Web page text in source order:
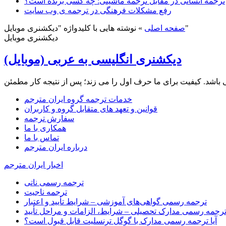
رفع مشکلات فرهنگی در ترجمه ی وب سایت
صفحه اصلی »
نوشته هایی با کلیدواژه "دیکشنری موبایل"
دیکشنری موبایل
دیکشنری انگلیسی به عربی (موبایل)
خدمات ترجمه گروه ایران مترجم
قوانین و تعهد های متقابل گروه و کاربران
سفارش ترجمه
همکاری با ما
تماس با ما
درباره ایران مترجم
اخبار ایران مترجم
ترجمه رسمی ناتی
ترجمه ناجیت
ترجمه رسمی گواهی‌های آموزشی – شرایط تأیید و اعتبار
ترجمه رسمی مدارک تحصیلی – شرایط، الزامات و مراحل تأیید
آیا ترجمه رسمی مدارک با گوگل ترنسلیت قابل قبول است؟